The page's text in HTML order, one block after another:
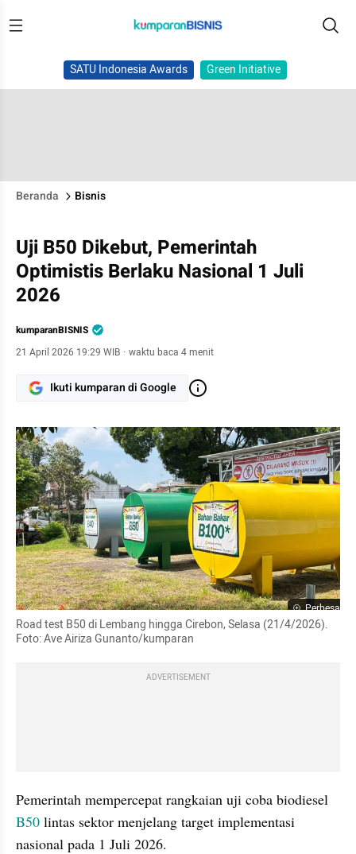
SATU Indonesia Awards Green Initiative
Beranda Bisnis
Uji B50 Dikebut, Pemerintah
Optimistis Berlaku Nasional 1 Juli
2026
kumparanBISNIS
21 April 2026 19:29 WIB · waktu baca 4 menit
Ikuti kumparan di Google
Perbesar
Road test B50 di Lembang hingga Cirebon, Selasa (21/4/2026).
Foto: Ave Airiza Gunanto/kumparan
ADVERTISEMENT
B50 lintas sektor menjelang target implementasi
nasional pada 1 Juli 2026.